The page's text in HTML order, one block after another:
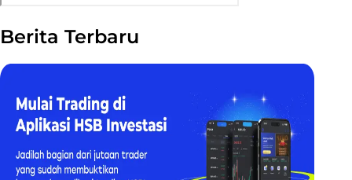
Berita Terbaru